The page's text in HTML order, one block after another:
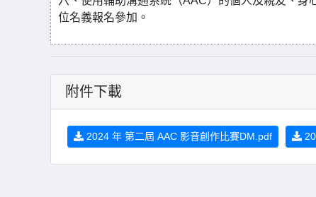
位名義報名參加。
附件下載
2024 年 第二屆 AAC 影音創作比賽DM.pdf